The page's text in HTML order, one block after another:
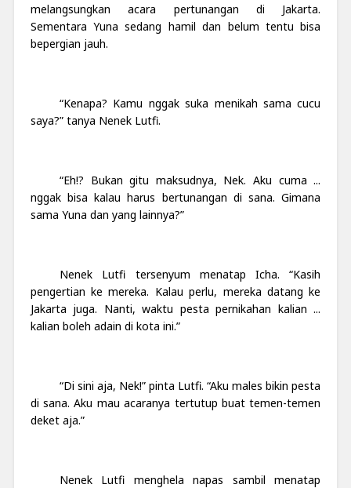
melangsungkan acara pertunangan di Jakarta.
Sementara Yuna sedang hamil dan belum tentu bisa
bepergian jauh.
“Kenapa? Kamu nggak suka menikah sama cucu
saya?” tanya Nenek Lutfi.
“Eh!? Bukan gitu maksudnya, Nek. Aku cuma ...
nggak bisa kalau harus bertunangan di sana. Gimana
sama Yuna dan yang lainnya?”
Nenek Lutfi tersenyum menatap Icha. “Kasih
pengertian ke mereka. Kalau perlu, mereka datang ke
Jakarta juga. Nanti, waktu pesta pernikahan kalian ...
kalian boleh adain di kota ini.”
“Di sini aja, Nek!” pinta Lutfi. “Aku males bikin pesta
di sana. Aku mau acaranya tertutup buat temen-temen
deket aja.”
Nenek Lutfi menghela napas sambil menatap